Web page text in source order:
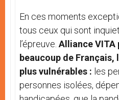
En ces moments
tous ceux qui sont
l’épreuve. Alliance
beaucoup de
plus vulnérables : les
personnes isolées,